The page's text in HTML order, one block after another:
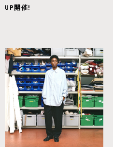
UP開催!